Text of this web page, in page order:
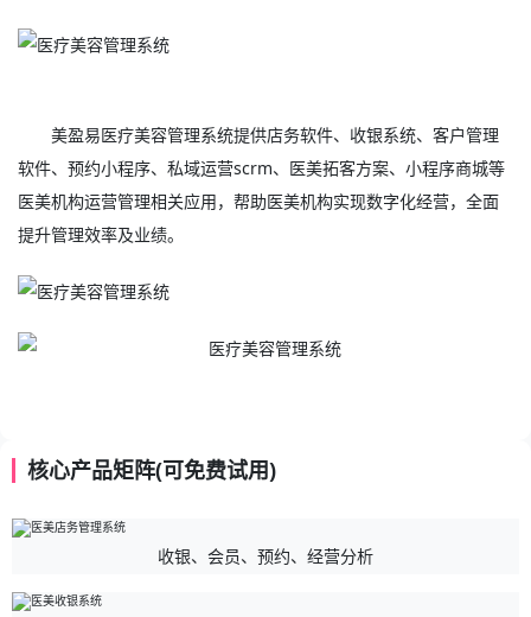
美盈易医疗美容管理系统提供店务软件、收银系统、客户管理
软件、预约小程序、私域运营scrm、医美拓客方案、小程序商城等
医美机构运营管理相关应用，帮助医美机构实现数字化经营，全面
提升管理效率及业绩。
核心产品矩阵(可免费试用)
收银、会员、预约、经营分析